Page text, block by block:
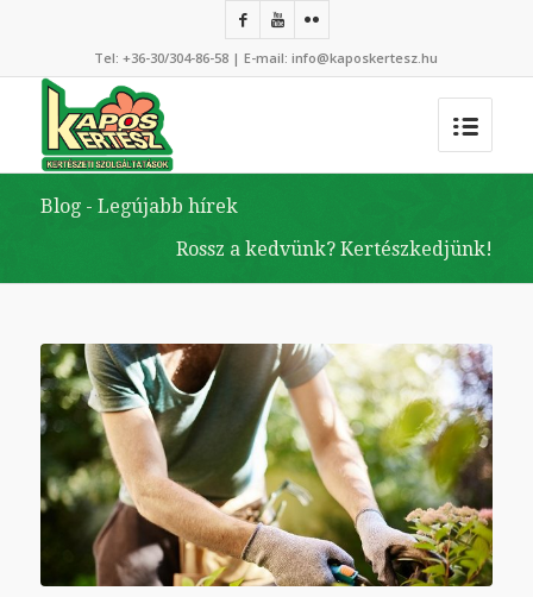
Tel:+36-30/304-86-58 | E-mail:info@kaposkertesz.hu
Blog - Legújabb hírek
Rossz a kedvünk? Kertészkedjünk!